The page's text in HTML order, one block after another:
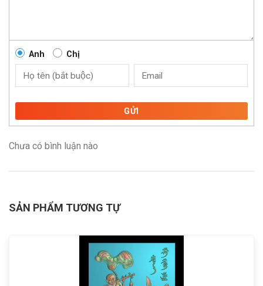
Anh Chị
GỬI
Chưa có bình luận nào
SẢN PHẨM TƯƠNG TỰ